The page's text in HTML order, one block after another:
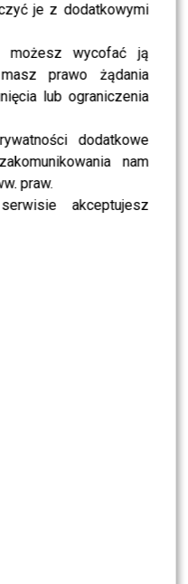
je z dodatkowymi
możesz wycofać ją
prawo żądania
lub ograniczenia
dodatkowe
nam
praw.
akceptujesz
SK:, , fot. Piętka